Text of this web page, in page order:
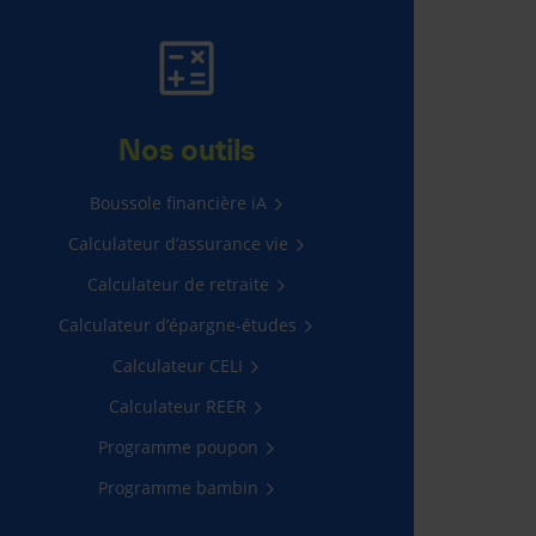
AUTO
HABITATION
$ d’économie en moyenne*
une soumission
Nos outils
Boussole financière iA
Calculateur d’assurance vie
Calculateur de retraite
Calculateur d’épargne-études
Calculateur CELI
Calculateur REER
Programme poupon
Programme bambin